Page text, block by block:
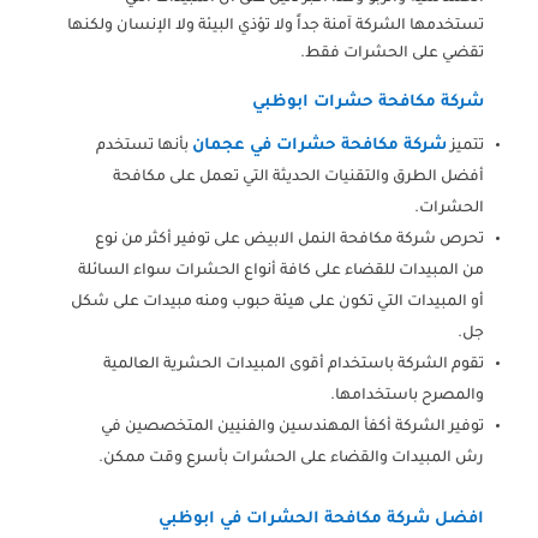
تستخدمها الشركة آمنة جداً ولا تؤذي البيئة ولا الإنسان ولكنها
تقضي على الحشرات فقط.
شركة مكافحة حشرات ابوظبي
تتميزشركة مكافحة حشرات في عجمان بأنها تستخدم
أفضل الطرق والتقنيات الحديثة التي تعمل على مكافحة
الحشرات.
تحرص شركة مكافحة النمل الابيض على توفير أكثر من نوع
من المبيدات للقضاء على كافة أنواع الحشرات سواء السائلة
أو المبيدات التي تكون على هيئة حبوب ومنه مبيدات على شكل
جل.
تقوم الشركة باستخدام أقوى المبيدات الحشرية العالمية
والمصرح باستخدامها.
توفير الشركة أكفأ المهندسين والفنيين المتخصصين في
رش المبيدات والقضاء على الحشرات بأسرع وقت ممكن.
افضل شركة مكافحة الحشرات في ابوظبي